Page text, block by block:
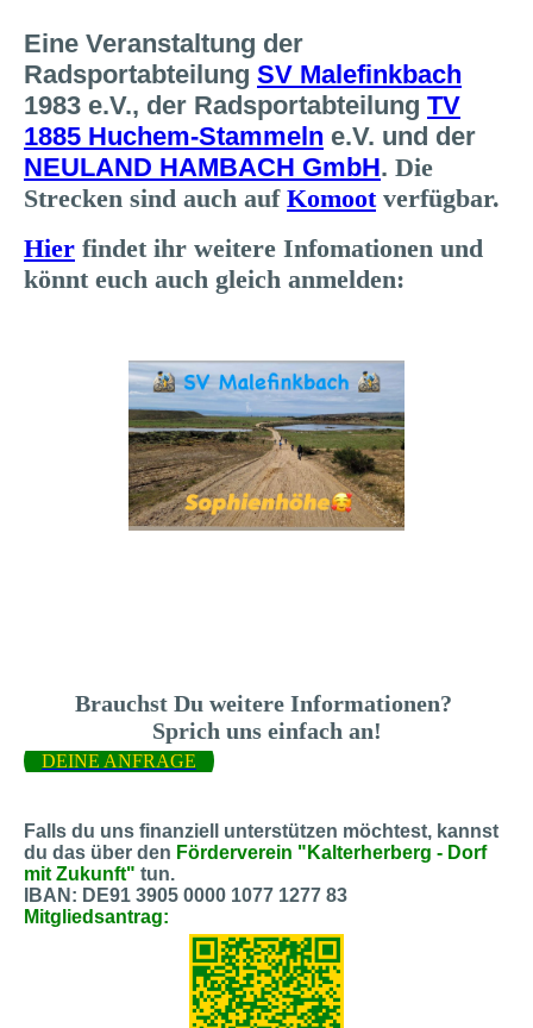
Eine Veranstaltung der
Radsportabteilung SV Malefinkbach
1983 e.V., der Radsportabteilung TV
1885 Huchem-Stammeln e.V. und der
NEULAND HAMBACH GmbH. Die
Strecken sind auch auf Komootverfügbar.
Hier findet ihr weitere Infomationen und
könnt euch auch gleich anmelden:
Brauchst Du weitere Informationen?
Sprich uns einfach an!
DEINE ANFRAGE
Falls du uns finanziell unterstützen möchtest, kannst
du das über den Förderverein "Kalterherberg - Dorf
mit Zukunft" tun.
IBAN: DE91 3905 0000 1077 1277 83
Mitgliedsantrag: